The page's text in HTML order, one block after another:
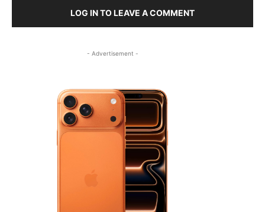
LOG IN TO LEAVE A COMMENT
- Advertisement -